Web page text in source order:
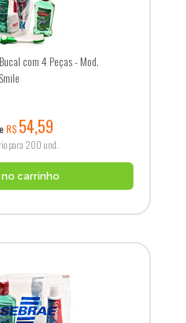
com 4 Peças - Mod.
Smile
R$ 54,59
para 200 und.
carrinho